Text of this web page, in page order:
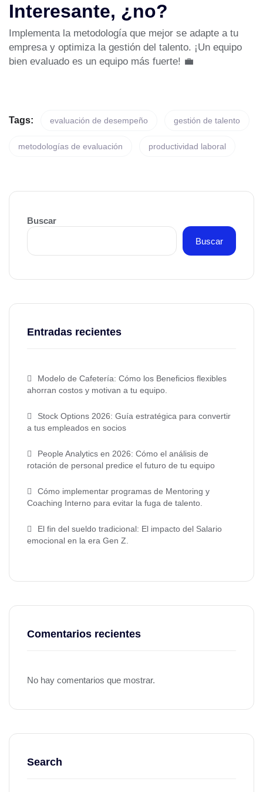
Interesante, ¿no?
Implementa la metodología que mejor se adapte a tu
empresa y optimiza la gestión del talento. ¡Un equipo
bien evaluado es un equipo más fuerte! 💼
Tags: evaluación de desempeño gestión de talento
metodologías de evaluación productividad laboral
Buscar
Buscar
Entradas recientes
Modelo de Cafetería: Cómo los Beneficios flexibles
ahorran costos y motivan a tu equipo.
Stock Options 2026: Guía estratégica para convertir
a tus empleados en socios
People Analytics en 2026: Cómo el análisis de
rotación de personal predice el futuro de tu equipo
Cómo implementar programas de Mentoring y
Coaching Interno para evitar la fuga de talento.
El fin del sueldo tradicional: El impacto del Salario
emocional en la era Gen Z.
Comentarios recientes
No hay comentarios que mostrar.
Search